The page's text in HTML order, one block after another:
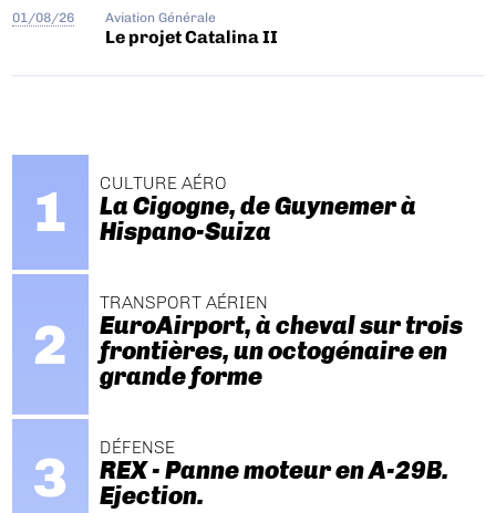
01/08/26 Aviation Générale
Le projet Catalina II
CULTURE AÉRO
La Cigogne, de Guynemer à
Hispano-Suiza
TRANSPORT AÉRIEN
EuroAirport, à cheval sur trois
frontières, un octogénaire en
grande forme
DÉFENSE
REX - Panne moteur en A-29B.
Ejection.